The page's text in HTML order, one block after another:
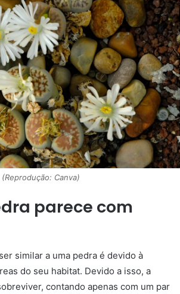
Canva)
parece com
similar a uma pedra é devido à
do seu habitat. Devido a isso, a
contando apenas com um par